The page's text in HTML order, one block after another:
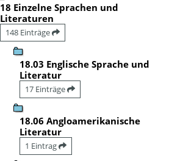
18 Einzelne Sprachen und
Literaturen
148 Einträge
18.03 Englische Sprache und
Literatur
17 Einträge
18.06 Angloamerikanische
Literatur
1 Eintrag